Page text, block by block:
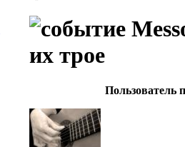
их трое
Пользователь